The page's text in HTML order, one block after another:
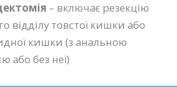
– включає резекцію
відділу товстої кишки або
кишки (з анальною
або без неї)